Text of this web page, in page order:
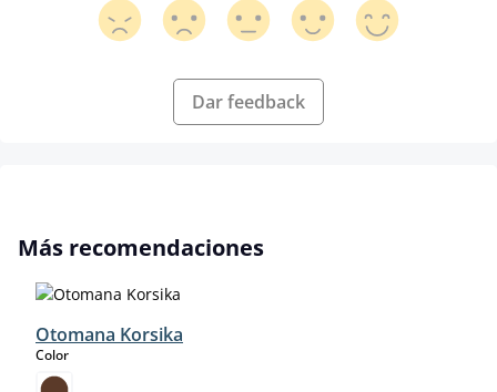
Dar feedback
Omitir la galería de productos
Más recomendaciones
Otomana Korsika
Colorselect